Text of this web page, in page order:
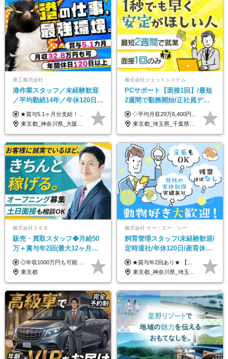
第工株式会社
港作業スタッフ／未経験歓迎
／平均勤続14年／年休120日以
上／食事手当・家族手当あり
／賞与5.1ヶ月分
★賞与5.1ヶ月分支給！ ★入社3年目・30代で年収730万円の先輩も活躍中！ ★入社1年目・20代で月収29万円の実績あり 月給：22.5万円～30.5万円＋各種手当＋賞与年2回＋残業代全額支給 ※経験・能力などを考慮のうえ決定します ※上記月給には食事手当(5000円／月）を含みます ※残業代は分単位で100％支給いたします ※試用期間3ヶ月。その間の給与・待遇に差異はありません 【月収例】 ◆33.5万円／31歳 入社7か月 ◆38.5万円／32歳 入社1年目 ◆48.4万円／44歳 入社12年目 ※経験・能力などを考慮のうえ決定 ※月収・給与例には休日手当も含みます 【手当詳細】 ◆交通費規定支給（上限3万5000円／月） ◆時間外手当全額支給 ◆休日出勤手当 ◆港湾住宅あり（1R・2万円台～） ◆資格取得支援制度：全額負担 ◆地域手当：関東地区1万円／月
東京都_神奈川県_大阪府_愛知県_兵庫県
株式会社ジェットシステム
PCサポート【面接1回】/最短
2週間で勤務開始/正社員デビ
ュー歓迎/未経験9割以上/社員
寮・住宅手当あり
◇平均月収29万6,400円(各種手当含む) ◇住宅手当⇒最大家賃の半額支給 ◇賞与年2回支給 ■月給22万5,000円以上＋地域手当＋時間外手当＋住宅手当＋家族手当 ※経験やスキルに応じて給与を決定します ※試用期間2ヶ月あり（期間内は時給1,060円以上となります） └地域により上がる可能性があり／例：東京都時給1,370円 └その他待遇に差異なし ＜モデル月収例＞ 1年目：296,400円 3年目：320,000円 【固定残業代について】 なし（残業代は、実際の労働時間に応じて別途全額支給）
東京都_埼玉県_千葉県_愛知県_北海道_群馬県_長野県_富山県_石川県_静岡県_香川県_高知県_熊本県_長崎県_沖縄県
株式会社１６６
販売・買取スタッフ◆月給50
万＋賞与年2回(最大12ヶ月分
支給)◆前職給与保証◆年収
1000万可◆オープニング
◎年収1000万円も可能 ◎複雑な条件やノルマは一切なし！ 頑張った分だけシンプルに還元される給与体系です。 経験者の方には「前職給与保証」をお約束します！ ■月給50万円～80万円（役職手当を含む） ★平均月収：60～70万円程度 ★「〇件以上で支給」といった複雑な条件やノルマの縛りは一切ありません。 お客様に寄り添い、利益が出た分はしっかりとあなたの給与へ還元します！ ※経験・能力を考慮のうえ決定します。 ※試用期間3ヶ月あり。その間の待遇・給与に差異はありません。 ※上記の金額は固定残業代（20時間/5万円～）含んだ金額です。 超過分は別途記載します。
東京都
株式会社 ケー・エー・シー
飼育管理スタッフ/未経験歓迎/
定時退社/年休120日/産育休実
績あり/連休取得OK/賞与年2
回/急募求人
★賞与年2回あり★ 【未経験の方】月給20万7,750円～＋賞与年2回＋残業代全額支給＋交通費支給 【生物系大卒の方】月給21万3,750円～＋賞与年2回＋残業代全額支給＋交通費支給 ★手当が充実★ ・資格手当（実験動物技術者2級：月3,000円、1級：月7,000円） ・家族手当 ・住宅費用補助（転居を伴う転勤の場合：最大5年間支給） ・残業代全額支給 ※入社5年目程度で賞与4.6ヶ月分の支給実績あり ※月給の金額は、能力やスキルを考慮して決定します ※試用期間6ヶ月あり（雇用形態・給与・待遇に差異なし）
東京都_神奈川県_埼玉県_大阪府_愛知県_茨城県_三重県_京都府_佐賀県